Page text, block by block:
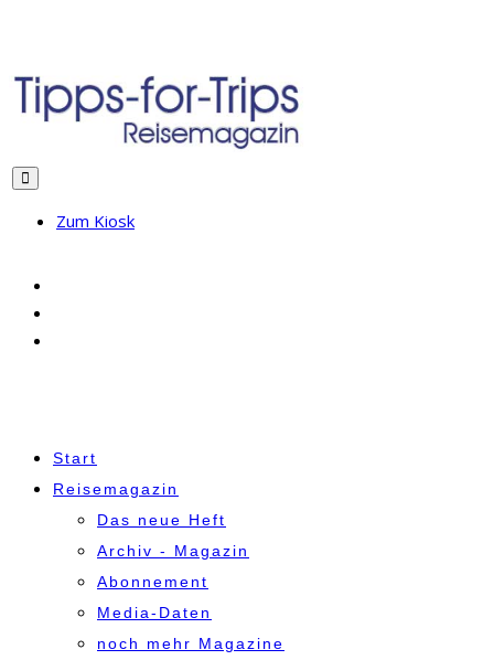
Zum Kiosk
Start
Reisemagazin
Das neue Heft
Archiv - Magazin
Abonnement
Media-Daten
noch mehr Magazine